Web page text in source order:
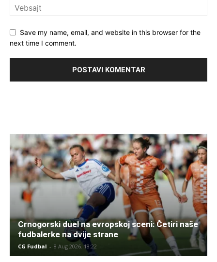
Save my name, email, and website in this browser for the
next time I comment.
Crnogorski duel na evropskoj sceni: Četiri naše
fudbalerke na dvije strane
CG Fudbal - 8 Aug 2026. 18:22